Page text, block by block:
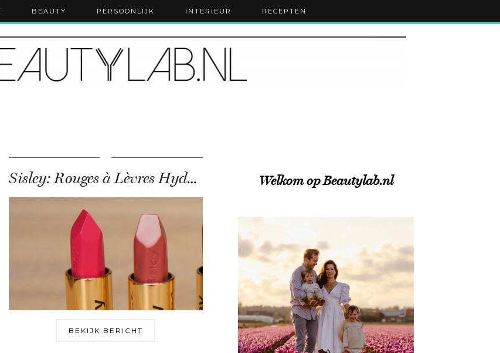
BEAUTY PERSOONLIJK INTERIEUR RECEPTEN
Sisley: Rouges à Lèvres Hydratants Longue Tenue
BEKIJK BERICHT
Welkom op Beautylab.nl